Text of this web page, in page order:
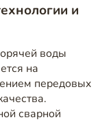
и
воды
на
передовых
сварной